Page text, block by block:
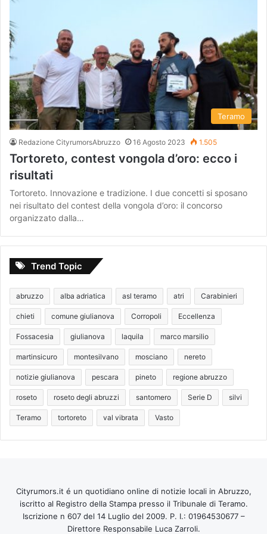
Teramo
Redazione CityrumorsAbruzzo 16 Agosto 2023 1.505
Tortoreto, contest vongola d’oro: ecco i
risultati
Tortoreto. Innovazione e tradizione. I due concetti si sposano
nei risultato del contest della vongola d’oro: il concorso
organizzato dalla…
Trend Topic
abruzzo alba adriatica asl teramo atri Carabinieri
chieti comune giulianova Corropoli Eccellenza
Fossacesia giulianova laquila marco marsilio
martinsicuro montesilvano mosciano nereto
notizie giulianova pescara pineto regione abruzzo
roseto roseto degli abruzzi santomero Serie D silvi
Teramo tortoreto val vibrata Vasto
Cityrumors.it é un quotidiano online di notizie locali in Abruzzo,
iscritto al Registro della Stampa presso il Tribunale di Teramo.
Iscrizione n 607 del 14 Luglio del 2009. P. I.: 01964530677 –
Direttore Responsabile Luca Zarroli.